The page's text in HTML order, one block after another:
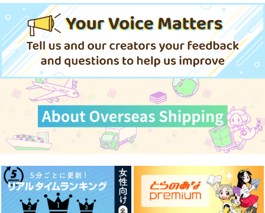
はちわれソーセージ
1,572円（税込）
リリア・ヴァンルージュ
サンプル
作品詳細
550円（税込）
いつからか怖くなって
た。
イロドルキ
787 （税込）
爆豪勝己×緑谷出久
サンプル